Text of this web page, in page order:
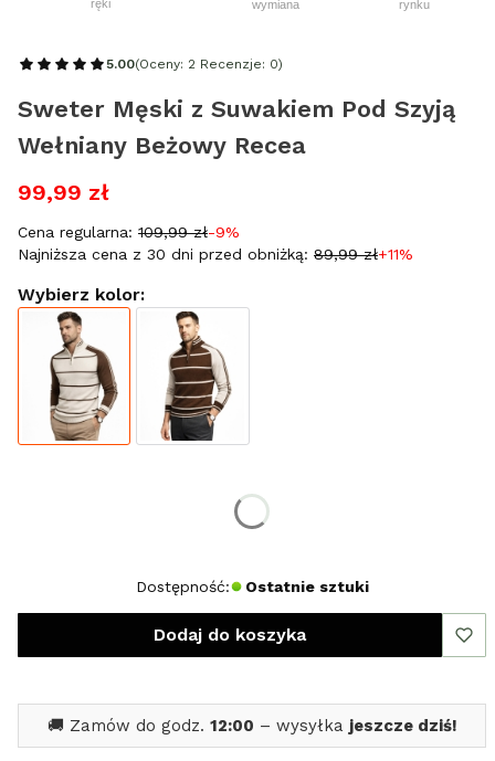
ręki
wymiana
rynku
5.00(Oceny: 2 Recenzje: 0)
Sweter Męski z Suwakiem Pod Szyją
Wełniany Beżowy Recea
99,99 zł
Cena regularna: 109,99 zł-9%
Najniższa cena z 30 dni przed obniżką: 89,99 zł+11%
Wybierz kolor:
Dostępność: Ostatnie sztuki
Dodaj do koszyka
🚚 Zamów do godz. 12:00 – wysyłka jeszcze dziś!